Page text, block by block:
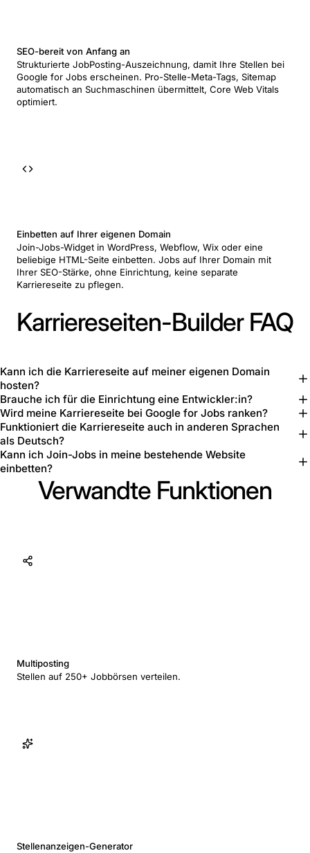
SEO-bereit von Anfang an
Strukturierte JobPosting-Auszeichnung, damit Ihre Stellen bei
Google for Jobs erscheinen. Pro-Stelle-Meta-Tags, Sitemap
automatisch an Suchmaschinen übermittelt, Core Web Vitals
optimiert.
Einbetten auf Ihrer eigenen Domain
Join-Jobs-Widget in WordPress, Webflow, Wix oder eine
beliebige HTML-Seite einbetten. Jobs auf Ihrer Domain mit
Ihrer SEO-Stärke, ohne Einrichtung, keine separate
Karriereseite zu pflegen.
Karriereseiten-Builder FAQ
Kann ich die Karriereseite auf meiner eigenen Domain
hosten?
Brauche ich für die Einrichtung eine Entwickler:in?
Wird meine Karriereseite bei Google for Jobs ranken?
Funktioniert die Karriereseite auch in anderen Sprachen
als Deutsch?
Kann ich Join-Jobs in meine bestehende Website
einbetten?
Verwandte Funktionen
Multiposting
Stellen auf 250+ Jobbörsen verteilen.
Stellenanzeigen-Generator